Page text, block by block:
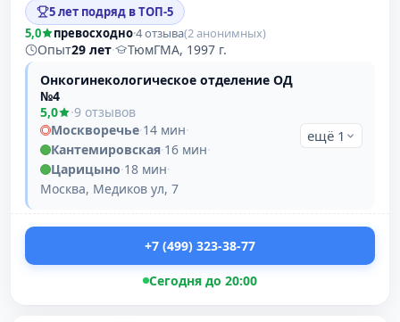
5 лет подряд в ТОП-5
5,0
превосходно·4 отзыва(2 анонимных)
Опыт29 лет·
ТюмГМА, 1997 г.
Онкогинекологическое отделение ОД
№4
5,0
·9 отзывов
Москворечье·14 мин·
Кантемировская·16 мин·
Царицыно·18 мин·
Москва, Медиков ул, 7
ещё 1
+7 (499) 323-38-77
Сегодня до 20:00